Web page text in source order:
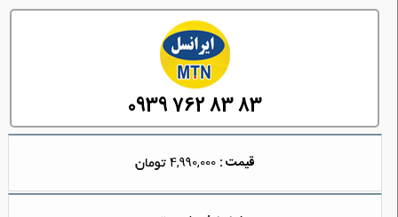
0939 762 83 83
قیمت : 4,990,000